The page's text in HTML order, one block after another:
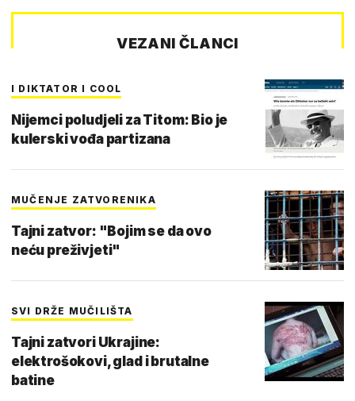
VEZANI ČLANCI
I DIKTATOR I COOL
Nijemci poludjeli za Titom: Bio je
kulerski vođa partizana
MUČENJE ZATVORENIKA
Tajni zatvor: "Bojim se da ovo
neću preživjeti"
SVI DRŽE MUČILIŠTA
Tajni zatvori Ukrajine:
elektrošokovi, glad i brutalne
batine